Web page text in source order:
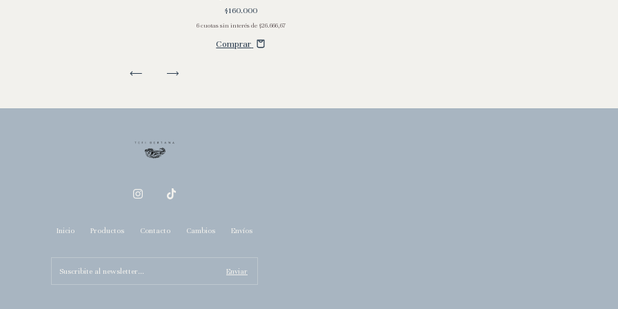
$160.000
6cuotas sin interés de $26.666,67
Comprar
Inicio Productos Contacto Cambios Envíos